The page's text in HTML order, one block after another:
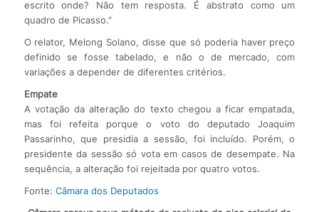
escrito onde? Não tem resposta. É abstrato como um
quadro de Picasso.”
O relator, Melong Solano, disse que só poderia haver preço
definido se fosse tabelado, e não o de mercado, com
variações a depender de diferentes critérios.
Empate
A votação da alteração do texto chegou a ficar empatada,
mas foi refeita porque o voto do deputado Joaquim
Passarinho, que presidia a sessão, foi incluído. Porém, o
presidente da sessão só vota em casos de desempate. Na
sequência, a alteração foi rejeitada por quatro votos.
Fonte: Câmara dos Deputados